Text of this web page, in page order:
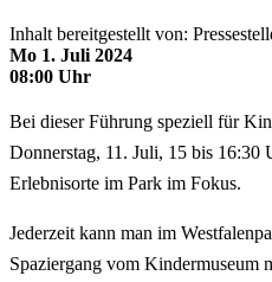
Inhalt bereitgestellt von:
Mo 1. Juli 2024
08:00 Uhr
Bei dieser Führung speziell für
Donnerstag, 11. Juli, 15 bis 16:30
Erlebnisorte im Park im Fokus.
Jederzeit kann man im
Spaziergang vom Kindermuseum